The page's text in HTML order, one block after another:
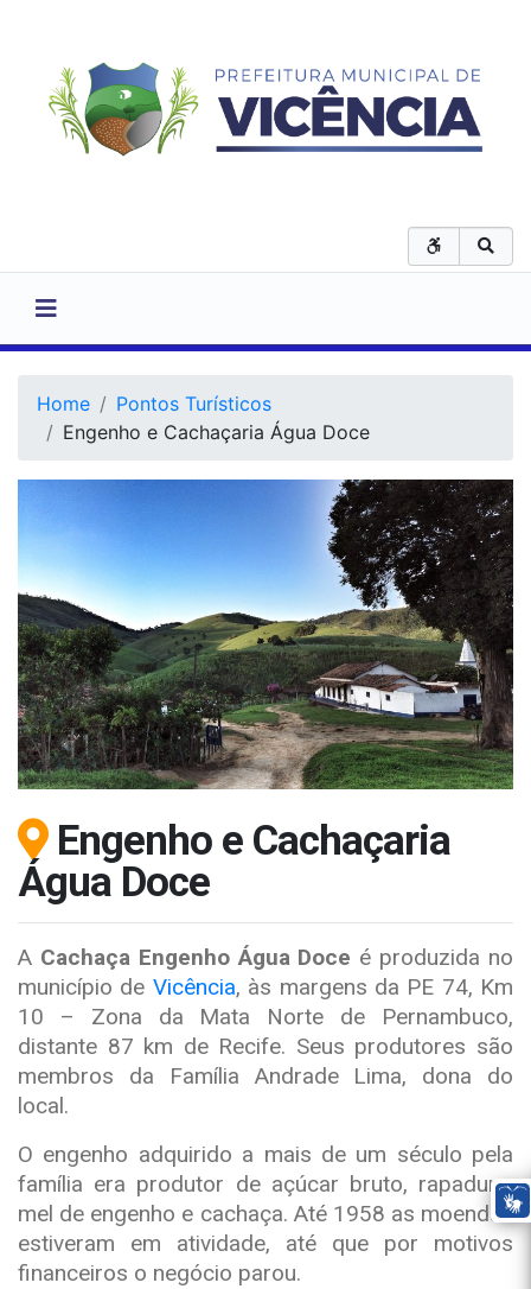
Home
Pontos Turísticos
Engenho e Cachaçaria Água Doce
Engenho e Cachaçaria
Água Doce
A Cachaça Engenho Água Doce é produzida no
município de Vicência, às margens da PE 74, Km
10 – Zona da Mata Norte de Pernambuco,
distante 87 km de Recife. Seus produtores são
membros da Família Andrade Lima, dona do
local.
O engenho adquirido a mais de um século pela
família era produtor de açúcar bruto, rapadura,
mel de engenho e cachaça. Até 1958 as moendas
estiveram em atividade, até que por motivos
financeiros o negócio parou.